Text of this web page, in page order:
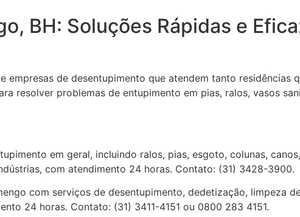
BH: Soluções Rápidas e
de desentupimento que atendem tanto residências
resolver problemas de entupimento em pias, ralos, vasos
em geral, incluindo ralos, pias, esgoto, colunas,
com atendimento 24 horas. Contato: (31) 3428-3900.
com serviços de desentupimento, dedetização, limpeza
24 horas. Contato: (31) 3411-4151 ou 0800 283 4151.